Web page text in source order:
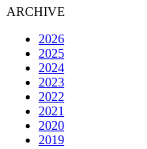
ARCHIVE
2026
2025
2024
2023
2022
2021
2020
2019